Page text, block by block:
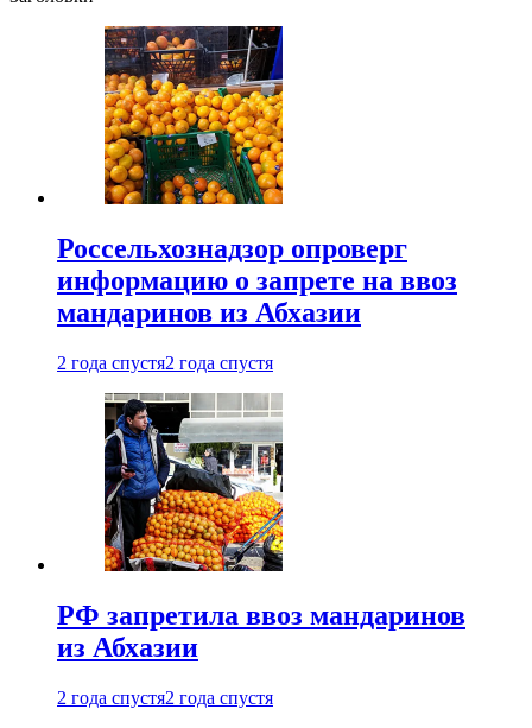
Россельхознадзор опроверг
информацию о запрете на ввоз
мандаринов из Абхазии
2 года спустя2 года спустя
РФ запретила ввоз мандаринов
из Абхазии
2 года спустя2 года спустя